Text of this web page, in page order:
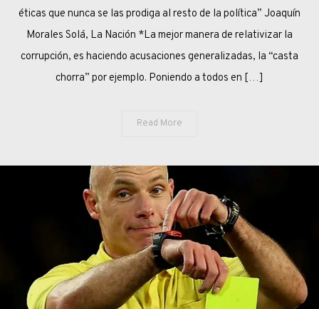
ESTÚPIDO
éticas que nunca se las prodiga al resto de la política” Joaquín
Morales Solá, La Nación *La mejor manera de relativizar la
corrupción, es haciendo acusaciones generalizadas, la “casta
chorra” por ejemplo. Poniendo a todos en […]
Read More